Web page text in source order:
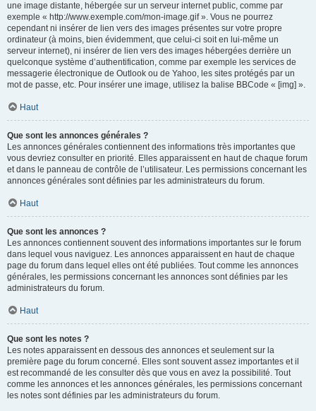
une image distante, hébergée sur un serveur internet public, comme par
exemple « http://www.exemple.com/mon-image.gif ». Vous ne pourrez
cependant ni insérer de lien vers des images présentes sur votre propre
ordinateur (à moins, bien évidemment, que celui-ci soit en lui-même un
serveur internet), ni insérer de lien vers des images hébergées derrière un
quelconque système d’authentification, comme par exemple les services de
messagerie électronique de Outlook ou de Yahoo, les sites protégés par un
mot de passe, etc. Pour insérer une image, utilisez la balise BBCode « [img] ».
Haut
Que sont les annonces générales ?
Les annonces générales contiennent des informations très importantes que
vous devriez consulter en priorité. Elles apparaissent en haut de chaque forum
et dans le panneau de contrôle de l’utilisateur. Les permissions concernant les
annonces générales sont définies par les administrateurs du forum.
Haut
Que sont les annonces ?
Les annonces contiennent souvent des informations importantes sur le forum
dans lequel vous naviguez. Les annonces apparaissent en haut de chaque
page du forum dans lequel elles ont été publiées. Tout comme les annonces
générales, les permissions concernant les annonces sont définies par les
administrateurs du forum.
Haut
Que sont les notes ?
Les notes apparaissent en dessous des annonces et seulement sur la
première page du forum concerné. Elles sont souvent assez importantes et il
est recommandé de les consulter dès que vous en avez la possibilité. Tout
comme les annonces et les annonces générales, les permissions concernant
les notes sont définies par les administrateurs du forum.